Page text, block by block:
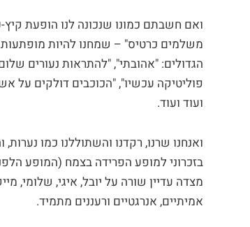
משלמים כרטיס" – שמחנו להיות
הגדולים: "אהובתי", "להתראות נעורים
פוליטיקה עכשיו", "הכוכבים דולקים על
ועוד ועוד.
ואנחנו שרנו, רקדנו והשתוללנו כמו
מצדה עדיין שורה על יובל, איגי, שלומי,
אמיתיים, אנרגטיים ורעננים מתמיד.